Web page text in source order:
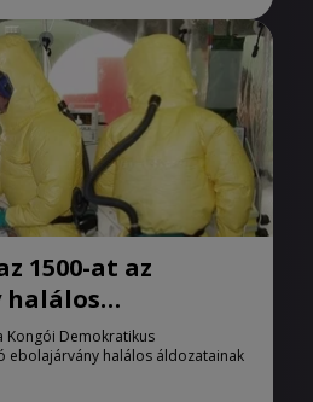
1500-at az
halálos
Kongói Demokratikus
ebolajárvány halálos áldozatainak